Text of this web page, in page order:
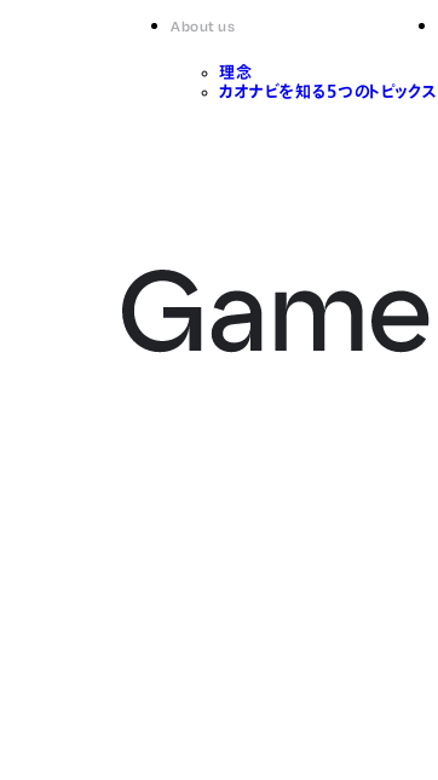
About us
理念
カオナビを知る5つのトピックス